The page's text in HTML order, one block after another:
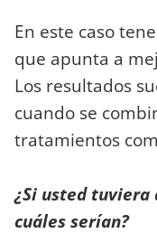
En este caso
que apunta a
Los resultados
cuando se
tratamientos
¿Si usted tuviera
cuáles serían?